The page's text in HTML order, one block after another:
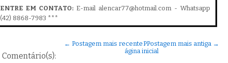
ENTRE EM CONTATO: E-mail alencar77@hotmail.com - Whatsapp
(42) 8868-7983 ***
Comentário(s):
← Postagem mais recente Postagem mais antiga →
P
ágina inicial